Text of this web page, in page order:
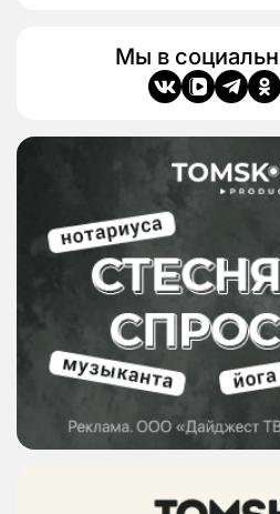
Мы в